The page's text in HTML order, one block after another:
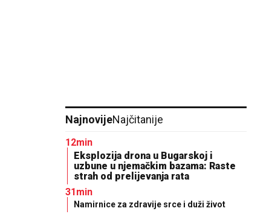
NajnovijeNajčitanije
12min
Eksplozija drona u Bugarskoj i
uzbune u njemačkim bazama: Raste
strah od prelijevanja rata
31min
Namirnice za zdravije srce i duži život